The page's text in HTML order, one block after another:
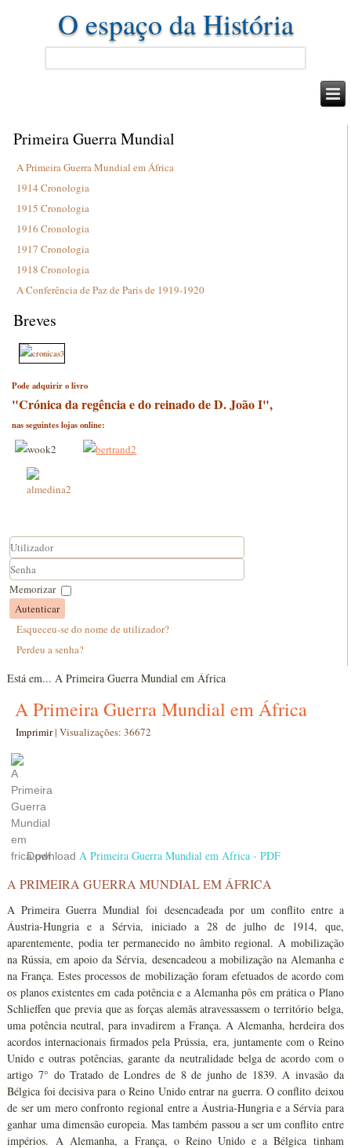
O espaço da História
Primeira Guerra Mundial
A Primeira Guerra Mundial em África
1914 Cronologia
1915 Cronologia
1916 Cronologia
1917 Cronologia
1918 Cronologia
A Conferência de Paz de Paris de 1919-1920
Breves
Pode adquirir o livro
"Crónica da regência e do reinado de D. João I",
nas seguintes lojas online:
Utilizador
Senha
Memorizar
Autenticar
Esqueceu-se do nome de utilizador?
Perdeu a senha?
Está em... A Primeira Guerra Mundial em África
A Primeira Guerra Mundial em África
Imprimir|Visualizações: 36672
Download A Primeira Guerra Mundial em Africa - PDF
A PRIMEIRA GUERRA MUNDIAL EM ÁFRICA
A Primeira Guerra Mundial foi desencadeada por um conflito entre a
Áustria-Hungria e a Sérvia, iniciado a 28 de julho de 1914, que,
aparentemente, podia ter permanecido no âmbito regional. A mobilização
na Rússia, em apoio da Sérvia, desencadeou a mobilização na Alemanha e
na França. Estes processos de mobilização foram efetuados de acordo com
os planos existentes em cada potência e a Alemanha pôs em prática o Plano
Schlieffen que previa que as forças alemãs atravessassem o território belga,
uma potência neutral, para invadirem a França. A Alemanha, herdeira dos
acordos internacionais firmados pela Prússia, era, juntamente com o Reino
Unido e outras potências, garante da neutralidade belga de acordo com o
artigo 7° do Tratado de Londres de 8 de junho de 1839. A invasão da
Bélgica foi decisiva para o Reino Unido entrar na guerra. O conflito deixou
de ser um mero confronto regional entre a Áustria-Hungria e a Sérvia para
ganhar uma dimensão europeia. Mas também passou a ser um conflito entre
impérios. A Alemanha, a França, o Reino Unido e a Bélgica tinham